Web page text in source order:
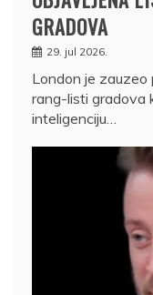
GRADOVA
29. jul 2026.
London je
rang-listi gradova
inteligenciju…